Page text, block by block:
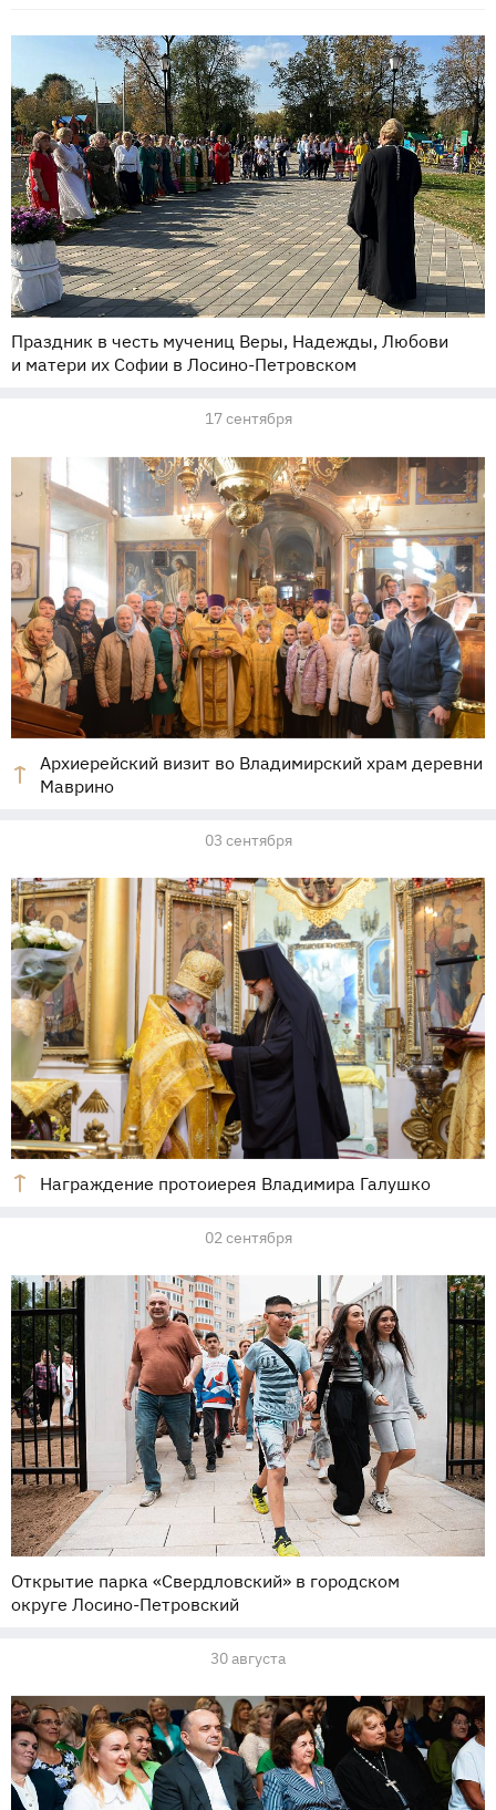
Праздник в честь мучениц Веры, Надежды, Любови
и матери их Софии в Лосино-Петровском
17 сентября
Архиерейский визит во Владимирский храм деревни
Маврино
03 сентября
Награждение протоиерея Владимира Галушко
02 сентября
Открытие парка «Свердловский» в городском
округе Лосино-Петровский
30 августа